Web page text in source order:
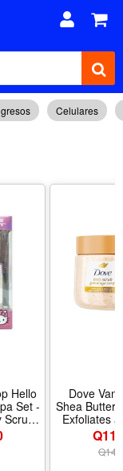
Celulares
Hello
Set -
Scrubs
-
Bomb
Dove
Shea Butter
Exfoliates
15 oz | For
Helps
skin,
Q